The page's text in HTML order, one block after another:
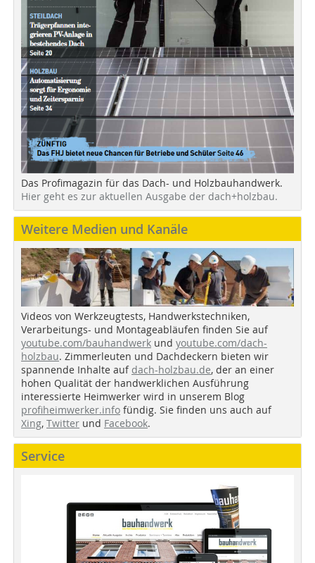
Das Profimagazin für das Dach- und Holzbauhandwerk.
Hier geht es zur aktuellen Ausgabe der dach+holzbau.
Weitere Medien und Kanäle
Videos von Werkzeugtests, Handwerkstechniken,
Verarbeitungs- und Montageabläufen finden Sie auf
youtube.com/bauhandwerk und youtube.com/dach-
holzbau. Zimmerleuten und Dachdeckern bieten wir
spannende Inhalte auf dach-holzbau.de, der an einer
hohen Qualität der handwerklichen Ausführung
interessierte Heimwerker wird in unserem Blog
profiheimwerker.info fündig. Sie finden uns auch auf
Xing, Twitter und Facebook.
Service